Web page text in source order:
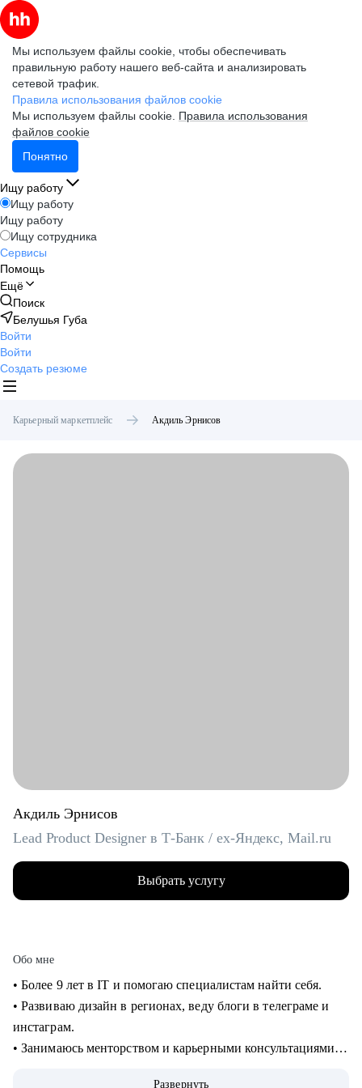
Мы используем файлы cookie, чтобы обеспечивать
правильную работу нашего веб-сайта и анализировать
сетевой трафик.
Правила использования файлов cookie
Мы используем файлы cookie. Правила использования
файлов cookie
Понятно
Ищу работу
Ищу работу
Ищу работу
Ищу сотрудника
Сервисы
Помощь
Ещё
Поиск
Белушья Губа
Войти
Войти
Создать резюме
Карьерный маркетплейс Акдиль Эрнисов
Акдиль Эрнисов
Lead Product Designer в Т-Банк / ex-Яндекс, Mail.ru
Выбрать услугу
Обо мне
• Более 9 лет в IT и помогаю специалистам найти себя.
• Развиваю дизайн в регионах, веду блоги в телеграме и
инстаграм.
• Занимаюсь менторством и карьерными консультациями с
Развернуть